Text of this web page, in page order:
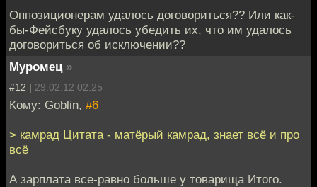
Оппозиционерам удалось договориться?? Или как-
бы-Фейсбуку удалось убедить их, что им удалось
договориться об исключении??
Муромец »
#12 | 29.02.12 02:25
Кому: Goblin, #6
> камрад Цитата - матёрый камрад, знает всё и про
всё
А зарплата все-равно больше у товарища Итого.